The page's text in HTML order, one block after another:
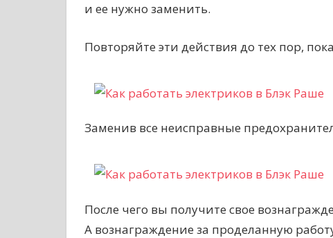
и ее нужно заменить.
Повторяйте эти действия до тех пор,
Заменив все неисправные
После чего вы получите свое
А вознаграждение за проделанную